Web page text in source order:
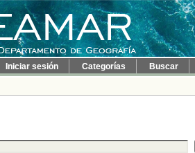
Iniciar sesión Categorías Buscar